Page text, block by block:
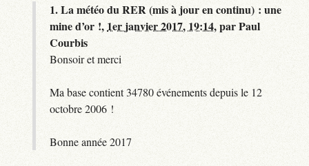
1.La météo du RER (mis à jour en continu) : une
mine d’or !, 1er janvier 2017, 19:14,parPaul
Courbis
Bonsoir et merci
Ma base contient 34780 événements depuis le 12
octobre 2006 !
Bonne année 2017